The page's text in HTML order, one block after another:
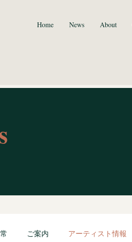
Home News About
ご案内 アーティスト情報